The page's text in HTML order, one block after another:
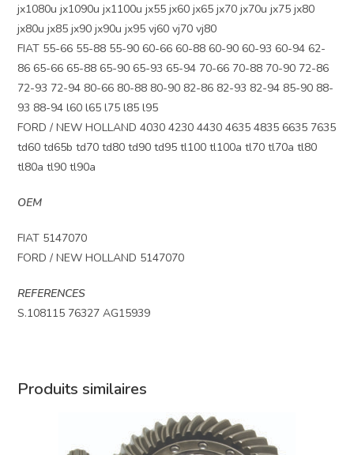
jx1080u jx1090u jx1100u jx55 jx60 jx65 jx70 jx70u jx75 jx80
jx80u jx85 jx90 jx90u jx95 vj60 vj70 vj80
FIAT 55-66 55-88 55-90 60-66 60-88 60-90 60-93 60-94 62-
86 65-66 65-88 65-90 65-93 65-94 70-66 70-88 70-90 72-86
72-93 72-94 80-66 80-88 80-90 82-86 82-93 82-94 85-90 88-
93 88-94 l60 l65 l75 l85 l95
FORD / NEW HOLLAND 4030 4230 4430 4635 4835 6635 7635
td60 td65b td70 td80 td90 td95 tl100 tl100a tl70 tl70a tl80
tl80a tl90 tl90a
OEM
FIAT 5147070
FORD / NEW HOLLAND 5147070
REFERENCES
S.108115 76327 AG15939
Produits similaires